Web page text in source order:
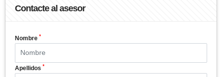
Contacte al asesor
Nombre *
Apellidos *